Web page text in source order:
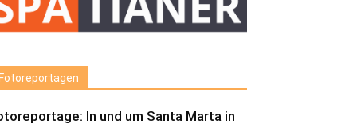
Fotoreportagen
In und um Santa Marta in